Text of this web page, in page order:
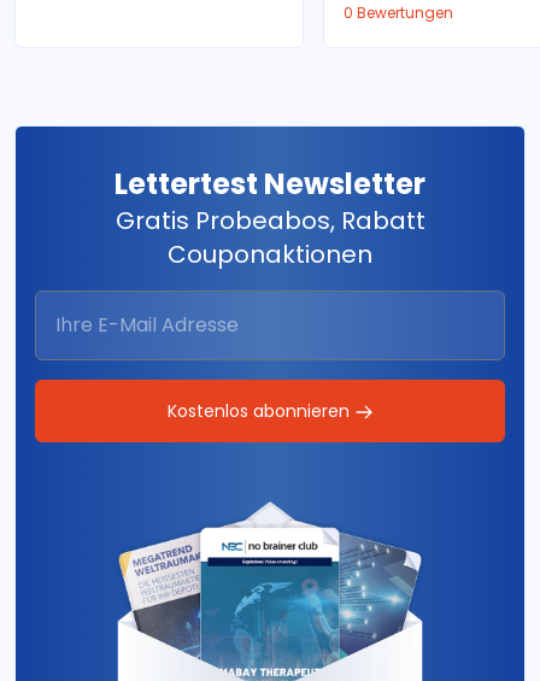
0 Bewertungen
Lettertest Newsletter
Gratis Probeabos, Rabatt
Couponaktionen
Kostenlos abonnieren